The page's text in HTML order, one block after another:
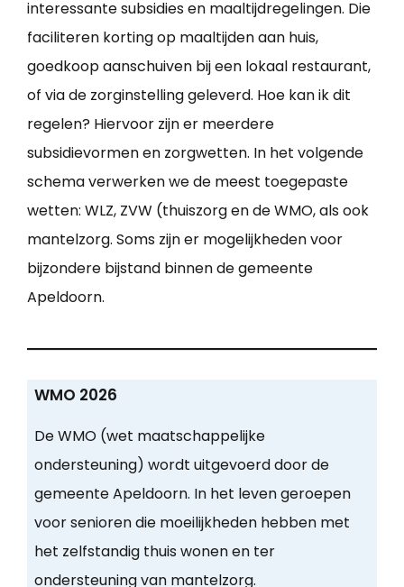
interessante subsidies en maaltijdregelingen. Die
faciliteren korting op maaltijden aan huis,
goedkoop aanschuiven bij een lokaal restaurant,
of via de zorginstelling geleverd. Hoe kan ik dit
regelen? Hiervoor zijn er meerdere
subsidievormen en zorgwetten. In het volgende
schema verwerken we de meest toegepaste
wetten: WLZ, ZVW (thuiszorg en de WMO, als ook
mantelzorg. Soms zijn er mogelijkheden voor
bijzondere bijstand binnen de gemeente
Apeldoorn.
WMO 2026
De WMO (wet maatschappelijke
ondersteuning) wordt uitgevoerd door de
gemeente Apeldoorn. In het leven geroepen
voor senioren die moeilijkheden hebben met
het zelfstandig thuis wonen en ter
ondersteuning van mantelzorg.